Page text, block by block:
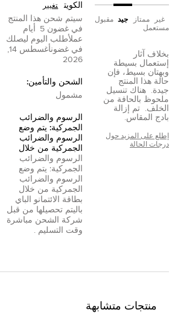
غير
مستعمل
ممتاز جيد مقبول
بخلاف آثار
إستعمال بسيطة
وبهتان بسيط، فإن
حالة هذا المنتج
جيدة. هناك تنسيل
ملحوظ بالحافة من
الخلف. تم إزالة
بادج المقاس.
إطلع على المزيد حول
درجات الحالة
الكويت تغيير
سيتم شحن هذا المنتج
في غضون 5
أيام
عملأطلب اليوم ليصلك
في غضون
أغسطس 14,
2026
الشحن والتأمين:
مشمول
الرسوم والضرائب
الجمركية: يتم وضع
الرسوم والضرائب
الجمركية من خلال
الرسوم والضرائب
الجمركية: يتم وضع
الرسوم والضرائب
الجمركية من خلال
بطاقة الائتمانو
الباي
باليتم تحصيلها من قبل
شركة الشحن مباشرة
وقت التسليم .
منتجات متشابهة